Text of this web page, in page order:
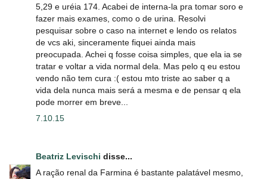
5,29 e uréia 174. Acabei de interna-la pra tomar soro e
fazer mais exames, como o de urina. Resolvi
pesquisar sobre o caso na internet e lendo os relatos
de vcs aki, sinceramente fiquei ainda mais
preocupada. Achei q fosse coisa simples, que ela ia se
tratar e voltar a vida normal dela. Mas pelo q eu estou
vendo não tem cura :( estou mto triste ao saber q a
vida dela nunca mais será a mesma e de pensar q ela
pode morrer em breve...
7.10.15
Beatriz Levischi disse...
A ração renal da Farmina é bastante palatável mesmo,